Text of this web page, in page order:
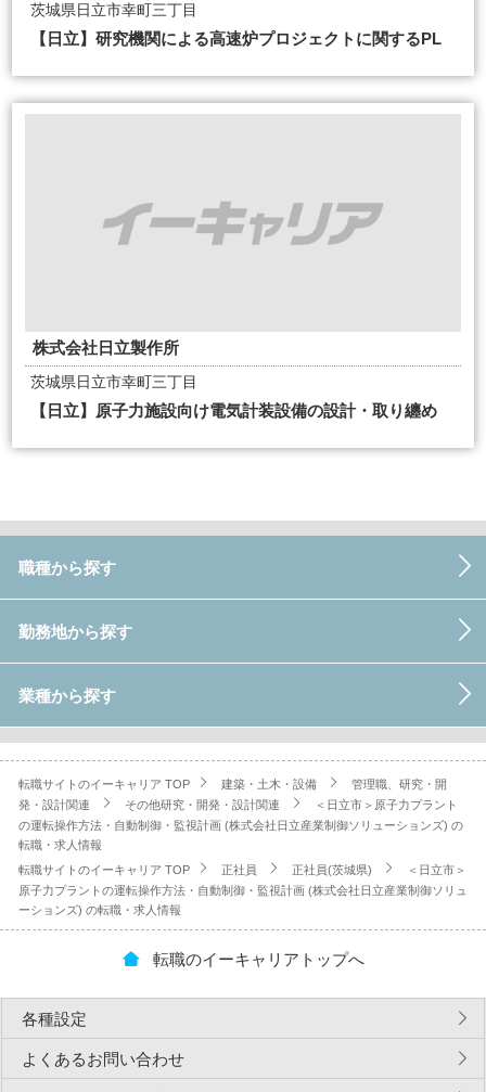
茨城県日立市幸町三丁目
【日立】研究機関による高速炉プロジェクトに関するPL
株式会社日立製作所
茨城県日立市幸町三丁目
【日立】原子力施設向け電気計装設備の設計・取り纏め
職種から探す
勤務地から探す
業種から探す
転職サイトのイーキャリア TOP 建築・土木・設備
管理職、研究・開
発・設計関連
その他研究・開発・設計関連
＜日立市＞原子力プラント
の運転操作方法・自動制御・監視計画 (株式会社日立産業制御ソリューションズ) の
転職・求人情報
転職サイトのイーキャリア TOP
正社員 正社員(茨城県)
＜日立市＞
原子力プラントの運転操作方法・自動制御・監視計画 (株式会社日立産業制御ソリュ
ーションズ) の転職・求人情報
転職のイーキャリアトップへ
各種設定
よくあるお問い合わせ